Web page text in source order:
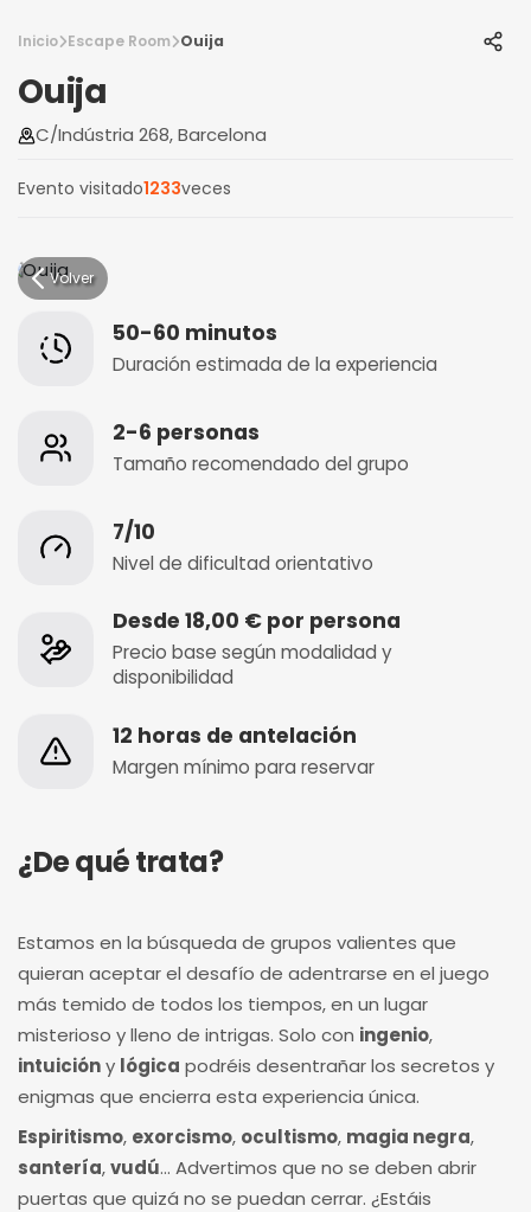
Inicio Escape Room Ouija
Ouija
C/Indústria 268, Barcelona
Evento visitado1233veces
Volver
50-60 minutos
Duración estimada de la experiencia
2-6 personas
Tamaño recomendado del grupo
7/10
Nivel de dificultad orientativo
Desde 18,00 € por persona
Precio base según modalidad y
disponibilidad
12 horas de antelación
Margen mínimo para reservar
¿De qué trata?
Estamos en la búsqueda de grupos valientes que
quieran aceptar el desafío de adentrarse en el juego
más temido de todos los tiempos, en un lugar
misterioso y lleno de intrigas. Solo con ingenio,
intuicióny lógica podréis desentrañar los secretos y
enigmas que encierra esta experiencia única.
Espiritismo, exorcismo, ocultismo, magia negra,
santería,vudú... Advertimos que no se deben abrir
puertas que quizá no se puedan cerrar. ¿Estáis